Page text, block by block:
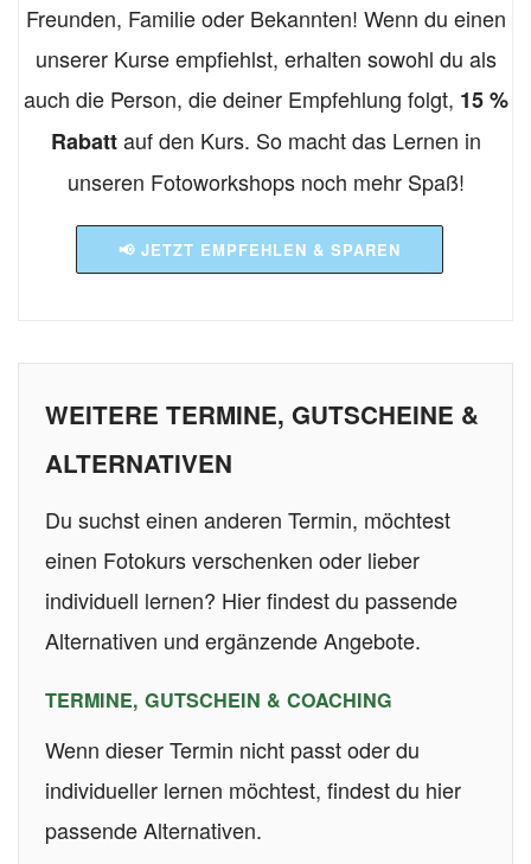
Freunden, Familie oder Bekannten! Wenn du einen
unserer Kurse empfiehlst, erhalten sowohl du als
auch die Person, die deiner Empfehlung folgt, 15 %
Rabattauf den Kurs. So macht das Lernen in
unseren Fotoworkshops noch mehr Spaß!
📢 JETZT EMPFEHLEN & SPAREN
WEITERE TERMINE, GUTSCHEINE &
ALTERNATIVEN
Du suchst einen anderen Termin, möchtest
einen Fotokurs verschenken oder lieber
individuell lernen? Hier findest du passende
Alternativen und ergänzende Angebote.
TERMINE, GUTSCHEIN & COACHING
Wenn dieser Termin nicht passt oder du
individueller lernen möchtest, findest du hier
passende Alternativen.